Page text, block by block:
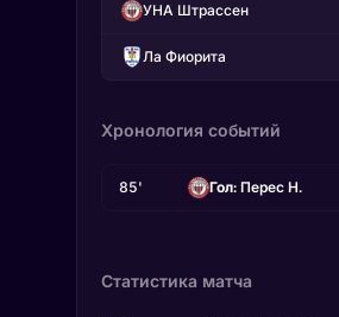
УНА Штрассен
Ла Фиорита
Хронология событий
85' Гол: Перес Н.
Статистика матча